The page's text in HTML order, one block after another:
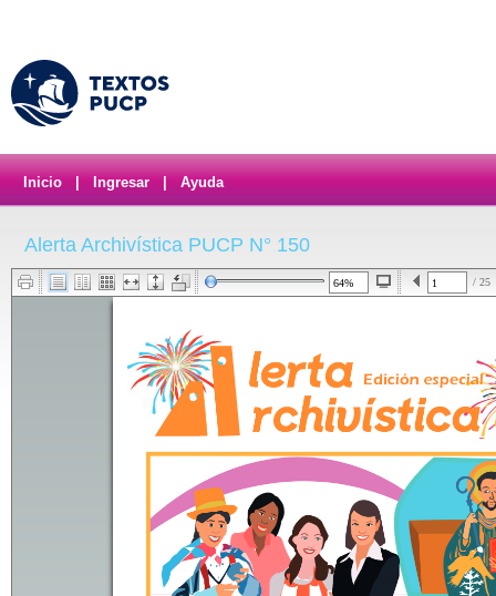
Inicio Ingresar Ayuda
Alerta Archivística PUCP N° 150
/ 25